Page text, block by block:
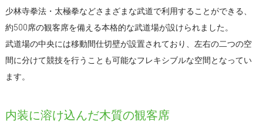
少林寺拳法・太極拳などさまざまな武道で利用することができる、
約500席の観客席を備える本格的な武道場が設けられました。
武道場の中央には移動間仕切壁が設置されており、左右の二つの空
間に分けて競技を行うことも可能なフレキシブルな空間となってい
ます。
内装に溶け込んだ木質の観客席